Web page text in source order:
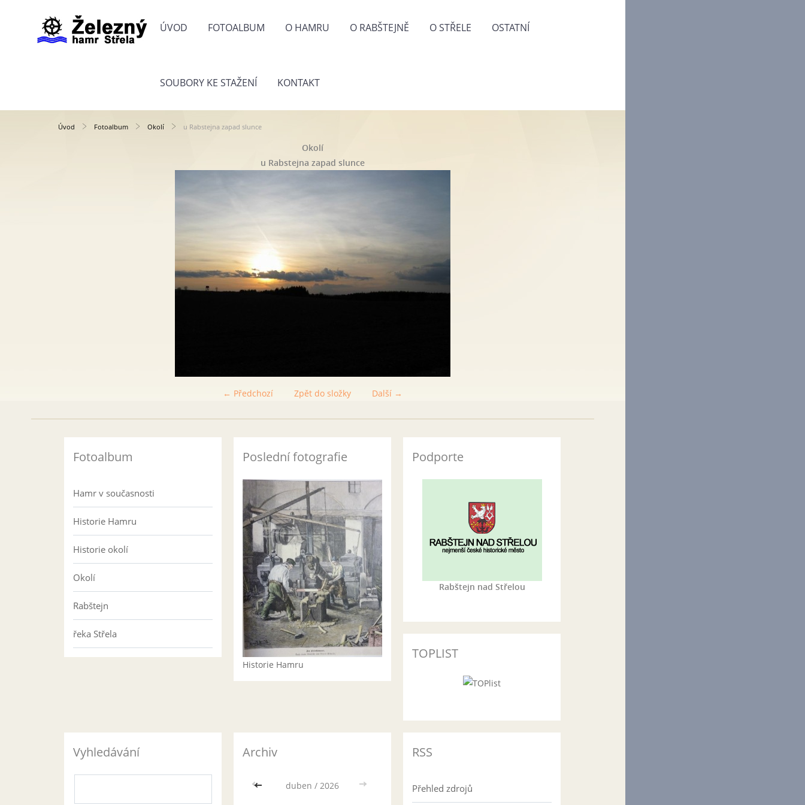
ÚVOD FOTOALBUM O HAMRU O RABŠTEJNĚ O STŘELE OSTATNÍ
SOUBORY KE STAŽENÍ KONTAKT
Úvod Fotoalbum Okolí u Rabstejna zapad slunce
Okolí
u Rabstejna zapad slunce
← Předchozí Další →
Zpět do složky
Fotoalbum
Hamr v současnosti
Historie Hamru
Historie okolí
Okolí
Rabštejn
řeka Střela
Poslední fotografie
Historie Hamru
Podporte
Rabštejn nad Střelou
TOPLIST
Vyhledávání Archiv
<< duben / 2026 >>
RSS
Přehled zdrojů